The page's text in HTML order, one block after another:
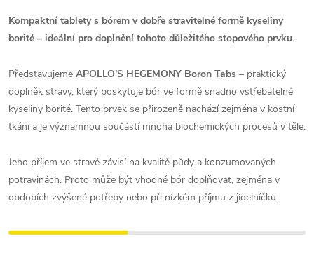
Kompaktní tablety s bórem v dobře stravitelné formě kyseliny
borité – ideální pro doplnění tohoto důležitého stopového prvku.
Představujeme APOLLO'S HEGEMONY Boron Tabs – praktický
doplněk stravy, který poskytuje bór ve formě snadno vstřebatelné
kyseliny borité. Tento prvek se přirozeně nachází zejména v kostní
tkáni a je významnou součástí mnoha biochemických procesů v těle.
Jeho příjem ve stravě závisí na kvalitě půdy a konzumovaných
potravinách. Proto může být vhodné bór doplňovat, zejména v
obdobích zvýšené potřeby nebo při nízkém příjmu z jídelníčku.